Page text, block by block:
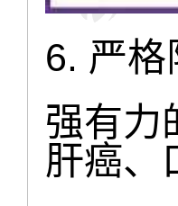
6. 严
强有力
肝癌、